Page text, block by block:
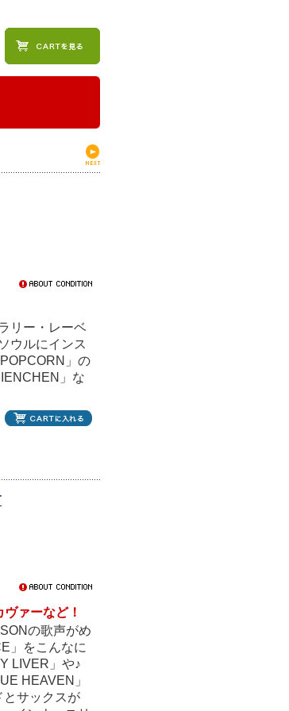
リー・レーベ
ウルにインス
」の
」な
ァーなど！
の歌声がめ
」をこんなに
LIVER」や♪
HEAVEN」
サックスが